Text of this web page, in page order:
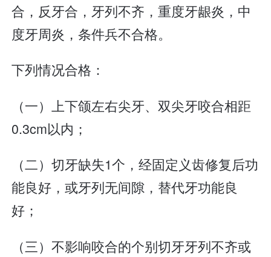
合，反牙合，牙列不齐，重度牙龈炎，中
度牙周炎，条件兵不合格。
下列情况合格：
（一）上下颌左右尖牙、双尖牙咬合相距
0.3cm以内；
（二）切牙缺失1个，经固定义齿修复后功
能良好，或牙列无间隙，替代牙功能良
好；
（三）不影响咬合的个别切牙牙列不齐或